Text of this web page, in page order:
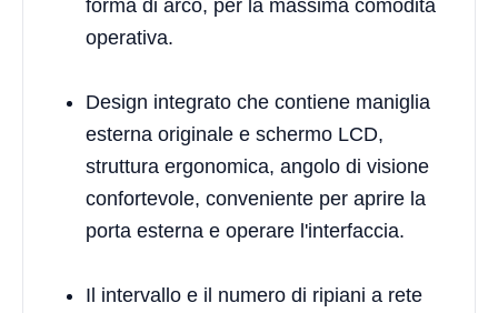
forma di arco, per la massima comodità
operativa.
Design integrato che contiene maniglia
esterna originale e schermo LCD,
struttura ergonomica, angolo di visione
confortevole, conveniente per aprire la
porta esterna e operare l'interfaccia.
Il intervallo e il numero di ripiani a rete